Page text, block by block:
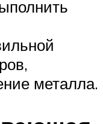
металла.